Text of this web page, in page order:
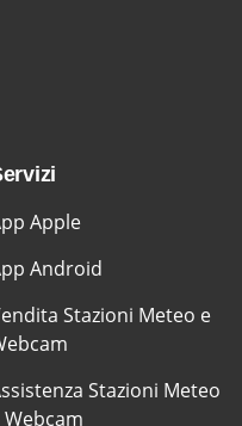
Apple
Android
Stazioni Meteo e
Stazioni Meteo
Webcam